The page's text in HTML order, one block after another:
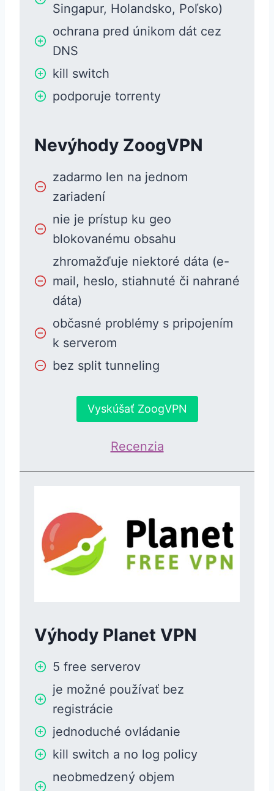
Singapur, Holandsko, Poľsko)
ochrana pred únikom dát cez
DNS
kill switch
podporuje torrenty
Nevýhody ZoogVPN
zadarmo len na jednom
zariadení
nie je prístup ku geo
blokovanému obsahu
zhromažďuje niektoré dáta (e-
mail, heslo, stiahnuté či nahrané
dáta)
občasné problémy s pripojením
k serverom
bez split tunneling
Vyskúšať ZoogVPN
Recenzia
Výhody Planet VPN
5 free serverov
je možné používať bez
registrácie
jednoduché ovládanie
kill switch a no log policy
neobmedzený objem